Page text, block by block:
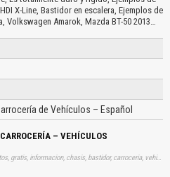
X-Line, Bastidor en escalera, Ejemplos de
Amarok, Mazda BT-50 2013…
de Vehículos – Español
– VEHÍCULOS
Tags: manual, instrucciones, manuales, manualitos, gratis, informacion, chasis, bastidor, carroceria, vehiculos, aprender, descargas